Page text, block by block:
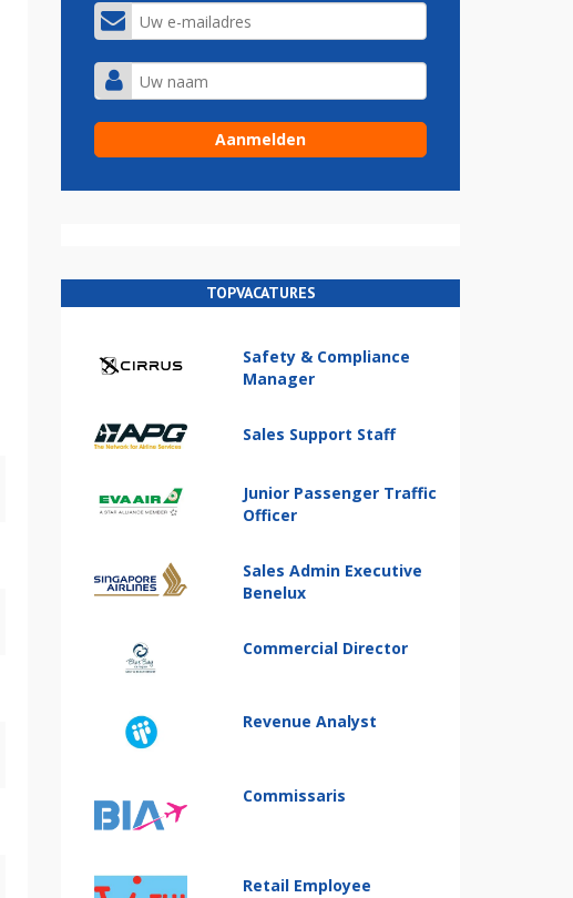
TOPVACATURES
Safety & Compliance
Manager
Sales Support Staff
Junior Passenger Traffic
Officer
Sales Admin Executive
Benelux
Commercial Director
Revenue Analyst
Commissaris
Retail Employee